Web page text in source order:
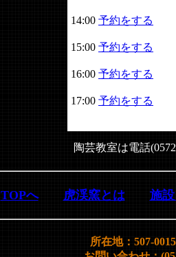
14:00 予約をする
15:00 予約をする
16:00 予約をする
17:00 予約をする
陶芸教室は電話
TOPへ 虎渓窯とは 施
所在地：507-